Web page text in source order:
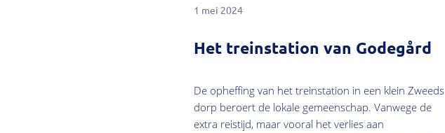
1 mei 2024
Het treinstation van Godegård
De opheffing van het treinstation in een klein Zweeds
dorp beroert de lokale gemeenschap. Vanwege de
extra reistijd, maar vooral het verlies aan